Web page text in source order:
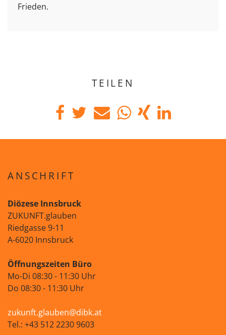
Frieden.
TEILEN
ANSCHRIFT
Diözese Innsbruck
ZUKUNFT.glauben
Riedgasse 9-11
A-6020 Innsbruck
Öffnungszeiten Büro
Mo-Di 08:30 - 11:30 Uhr
Do 08:30 - 11:30 Uhr
zukunft.glauben@dibk.at
Tel.: +43 512 2230 9603